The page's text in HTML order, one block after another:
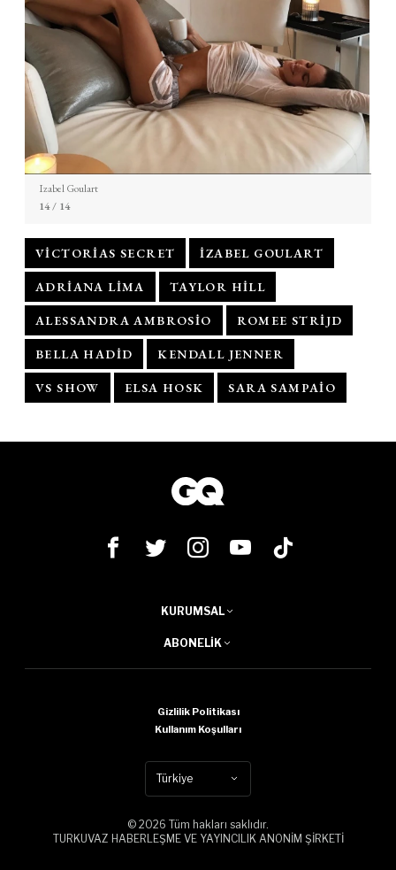
Izabel Goulart
14/ 14
VICTORIAS SECRET IZABEL GOULART
ADRIANA LIMA TAYLOR HILL
ALESSANDRA AMBROSIO ROMEE STRIJD
BELLA HADID KENDALL JENNER
VS SHOW ELSA HOSK SARA SAMPAIO
KURUMSAL
ABONELIK
Gizlilik Politikası
Kullanım Koşulları
Türkiye
© 2026 Tüm hakları saklıdır.
TURKUVAZ HABERLEŞME VE YAYINCILIK ANONİM ŞİRKETİ